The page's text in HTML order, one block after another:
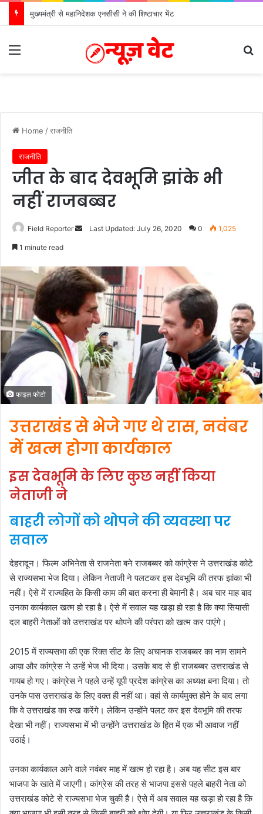
मुख्यमंत्री से महानिदेशक एनसीसी ने की शिष्टाचार भेंट
Menu
Home /राजनीति
राजनीति
जीत के बाद देवभूमि झांके भी
नहीं राजबब्बर
Field Reporter
SendLast Updated: July 26, 2020 0 1,025
1 minute read
फाइल फोटो
उत्तराखंड से भेजे गए थे रास, नवंबर
में खत्म होगा कार्यकाल
इस देवभूमि के लिए कुछ नहीं किया
नेताजी ने
बाहरी लोगों को थोपने की व्यवस्था पर
सवाल
देहरादून। फिल्म अभिनेता से राजनेता बने राजबब्बर को कांग्रेस ने उत्तराखंड कोटे
से राज्यसभा भेज दिया। लेकिन नेताजी ने पलटकर इस देवभूमि की तरफ झांका भी
नहीं। ऐसे में राज्यहित के किसी काम की बात करना ही बेमानी है। अब चार माह बाद
उनका कार्यकाल खत्म हो रहा है। ऐसे में सवाल यह खड़ा हो रहा है कि क्या सियासी
दल बाहरी नेताओं को उत्तराखंड पर थोपने की परंपरा को खत्म कर पाएंगे।
2015 में राज्यसभा की एक रिक्त सीट के लिए अचानक राजबब्बर का नाम सामने
आय़ा और कांग्रेस ने उन्हें भेज भी दिया। उसके बाद से ही राजबब्बर उत्तराखंड से
गायब हो गए। कांग्रेस ने पहले उन्हें यूपी प्रदेश कांग्रेस का अध्यक्ष बना दिया। तो
उनके पास उत्तराखंड के लिए वक्त ही नहीं था। वहां से कार्यमुक्त होने के बाद लगा
कि वे उत्तराखंड का रुख करेंगे। लेकिन उन्होंने पलट कर इस देवभूमि की तरफ
देखा भी नहीं। राज्यसभा में भी उन्होंने उत्तराखंड के हित में एक भी आवाज नहीं
उठाई।
उनका कार्यकाल आने वाले नवंबर माह में खत्म हो रहा है। अब यह सीट इस बार
भाजपा के खाते में जाएगी। कांग्रेस की तरह से भाजपा इससे पहले बाहरी नेता को
उत्तराखंड कोटे से राज्यसभा भेज चुकी है। ऐसे में अब सवाल यह खड़ा हो रहा है कि